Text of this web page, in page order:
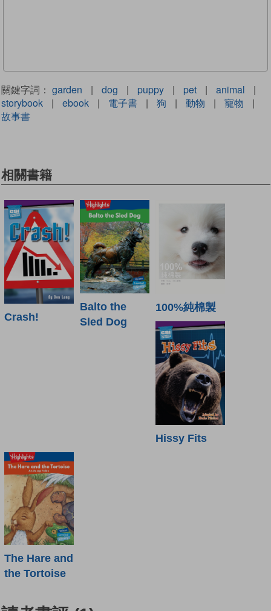
關鍵字詞： garden | dog | puppy | pet | animal
|
storybook
| ebook | 電子書 | 狗 | 動物 | 寵物
|
故事書
相關書籍
Crash!
Balto the
Sled Dog
100%純棉製
Hissy Fits
The Hare and
the Tortoise